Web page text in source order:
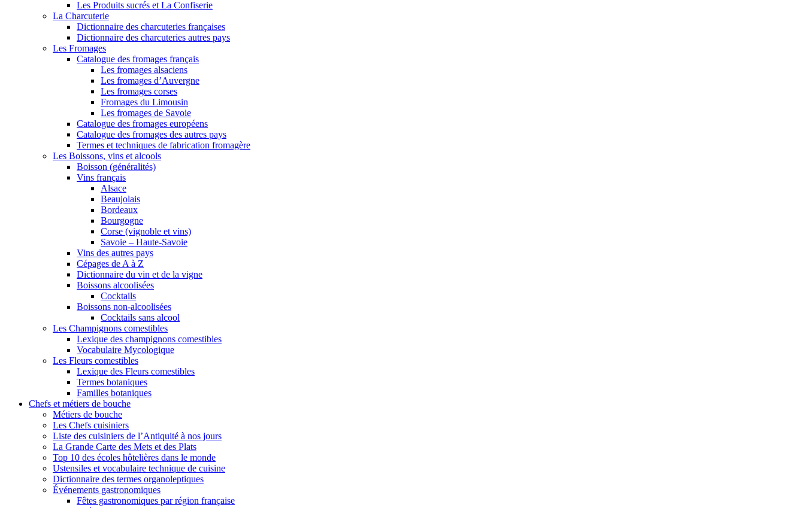
Les Produits sucrés et La Confiserie
La Charcuterie
Dictionnaire des charcuteries françaises
Dictionnaire des charcuteries autres pays
Les Fromages
Catalogue des fromages français
Les fromages alsaciens
Les fromages d’Auvergne
Les fromages corses
Fromages du Limousin
Les fromages de Savoie
Catalogue des fromages européens
Catalogue des fromages des autres pays
Termes et techniques de fabrication fromagère
Les Boissons, vins et alcools
Boisson (généralités)
Vins français
Alsace
Beaujolais
Bordeaux
Bourgogne
Corse (vignoble et vins)
Savoie – Haute-Savoie
Vins des autres pays
Cépages de A à Z
Dictionnaire du vin et de la vigne
Boissons alcoolisées
Cocktails
Boissons non-alcoolisées
Cocktails sans alcool
Les Champignons comestibles
Lexique des champignons comestibles
Vocabulaire Mycologique
Les Fleurs comestibles
Lexique des Fleurs comestibles
Termes botaniques
Familles botaniques
Chefs et métiers de bouche
Métiers de bouche
Les Chefs cuisiniers
Liste des cuisiniers de l’Antiquité à nos jours
La Grande Carte des Mets et des Plats
Top 10 des écoles hôtelières dans le monde
Ustensiles et vocabulaire technique de cuisine
Dictionnaire des termes organoleptiques
Événements gastronomiques
Fêtes gastronomiques par région française